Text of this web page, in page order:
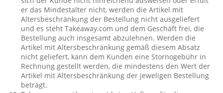
er das Mindestalter nicht, werden die Artikel mit
Altersbeschränkung der Bestellung nicht ausgeliefert
und es steht Takeaway.com und dem Geschäft frei, die
Bestellung auch insgesamt abzulehnen. Werden die
Artikel mit Altersbeschränkung gemäß diesem Absatz
nicht geliefert, kann dem Kunden eine Stornogebühr in
Rechnung gestellt werden, die mindestens den Wert der
Artikel mit Altersbeschränkung der jeweligen Bestellung
beträgt.